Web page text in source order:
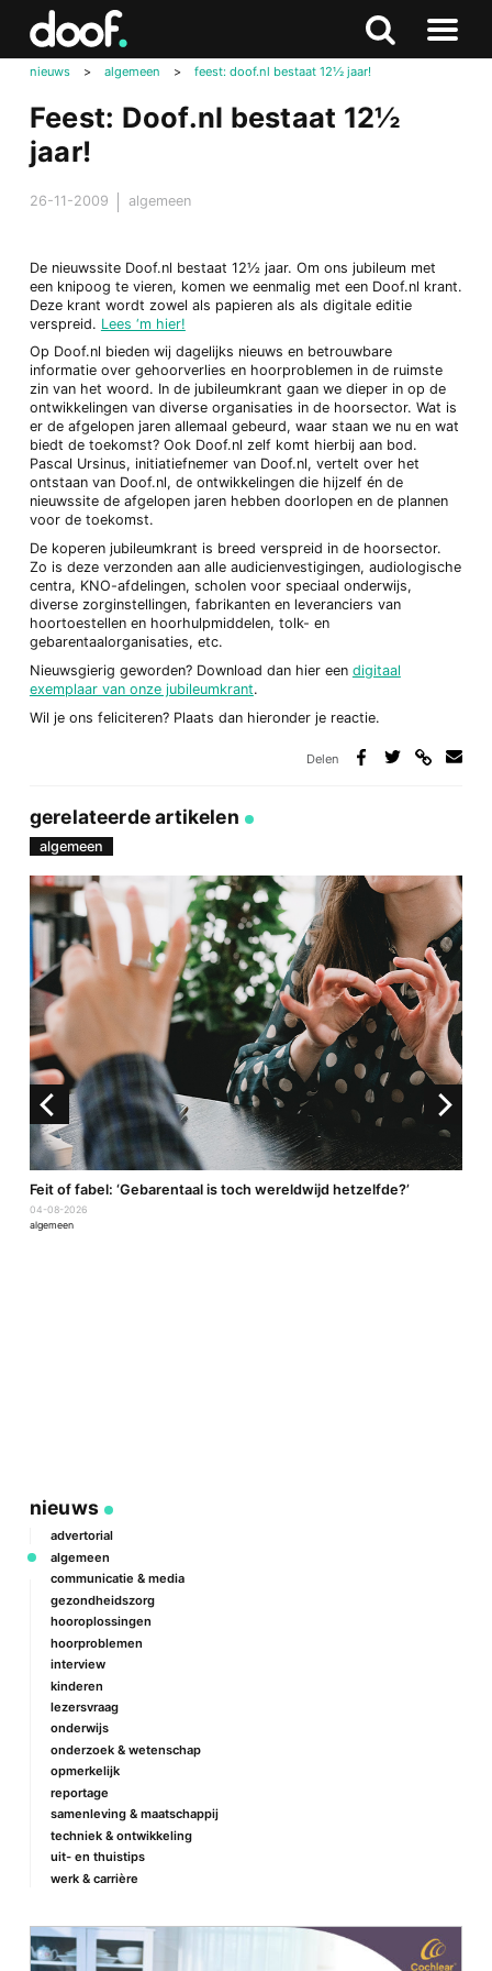
Zoeken
Naar
nieuws > algemeen > feest: doof.nl bestaat 12½ jaar!
Feest: Doof.nl bestaat 12½
jaar!
26-11-2009 algemeen
De nieuwssite Doof.nl bestaat 12½ jaar. Om ons jubileum met
een knipoog te vieren, komen we eenmalig met een Doof.nl krant.
Deze krant wordt zowel als papieren als als digitale editie
verspreid. Lees ‘m hier!
Op Doof.nl bieden wij dagelijks nieuws en betrouwbare
informatie over gehoorverlies en hoorproblemen in de ruimste
zin van het woord. In de jubileumkrant gaan we dieper in op de
ontwikkelingen van diverse organisaties in de hoorsector. Wat is
er de afgelopen jaren allemaal gebeurd, waar staan we nu en wat
biedt de toekomst? Ook Doof.nl zelf komt hierbij aan bod.
Pascal Ursinus, initiatiefnemer van Doof.nl, vertelt over het
ontstaan van Doof.nl, de ontwikkelingen die hijzelf én de
nieuwssite de afgelopen jaren hebben doorlopen en de plannen
voor de toekomst.
De koperen jubileumkrant is breed verspreid in de hoorsector.
Zo is deze verzonden aan alle audicienvestigingen, audiologische
centra, KNO-afdelingen, scholen voor speciaal onderwijs,
diverse zorginstellingen, fabrikanten en leveranciers van
hoortoestellen en hoorhulpmiddelen, tolk- en
gebarentaalorganisaties, etc.
Nieuwsgierig geworden? Download dan hier een digitaal
exemplaar van onze jubileumkrant.
Wil je ons feliciteren? Plaats dan hieronder je reactie.
Delen
gerelateerde artikelen
algemeen
Feit of fabel: ‘Gebarentaal is toch wereldwijd hetzelfde?’
04-08-2026
algemeen
nieuws
advertorial
algemeen
communicatie & media
gezondheidszorg
hooroplossingen
hoorproblemen
interview
kinderen
lezersvraag
onderwijs
onderzoek & wetenschap
opmerkelijk
reportage
samenleving & maatschappij
techniek & ontwikkeling
uit- en thuistips
werk & carrière
Doof.nl
Zoeken